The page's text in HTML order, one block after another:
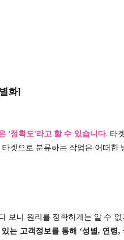
화]
'정확도'라고 할 수 있습니다. 타
타겟으로 분류하는 작업은 어떠한
보니 원리를 정확하게는 알 수
는 고객정보를 통해 ‘성별, 연령,